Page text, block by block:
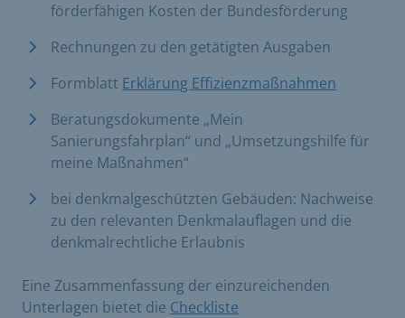
förderfähigen Kosten der Bundesförderung
Rechnungen zu den getätigten Ausgaben
Formblatt Erklärung Effizienzmaßnahmen
Beratungsdokumente „Mein
Sanierungsfahrplan“ und „Umsetzungshilfe für
meine Maßnahmen“
bei denkmalgeschützten Gebäuden: Nachweise
zu den relevanten Denkmalauflagen und die
denkmalrechtliche Erlaubnis
Eine Zusammenfassung der einzureichenden
Unterlagen bietet die Checkliste